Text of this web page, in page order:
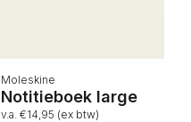
Moleskine
Notitieboek large
v.a. €14,95 (ex btw)